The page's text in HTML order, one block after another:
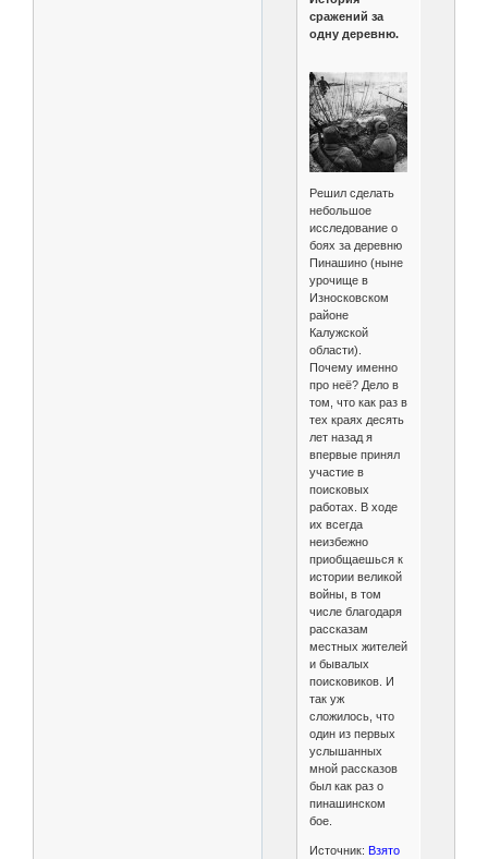
сражений за
одну деревню.
Решил сделать
небольшое
исследование о
боях за деревню
Пинашино (ныне
урочище в
Износковском
районе
Калужской
области).
Почему именно
про неё? Дело в
том, что как раз в
тех краях десять
лет назад я
впервые принял
участие в
поисковых
работах. В ходе
их всегда
неизбежно
приобщаешься к
истории великой
войны, в том
числе благодаря
рассказам
местных жителей
и бывалых
поисковиков. И
так уж
сложилось, что
один из первых
услышанных
мной рассказов
был как раз о
пинашинском
бое.
Источник: Взято